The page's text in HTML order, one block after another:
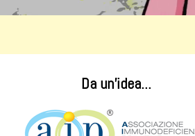
Da un'idea...